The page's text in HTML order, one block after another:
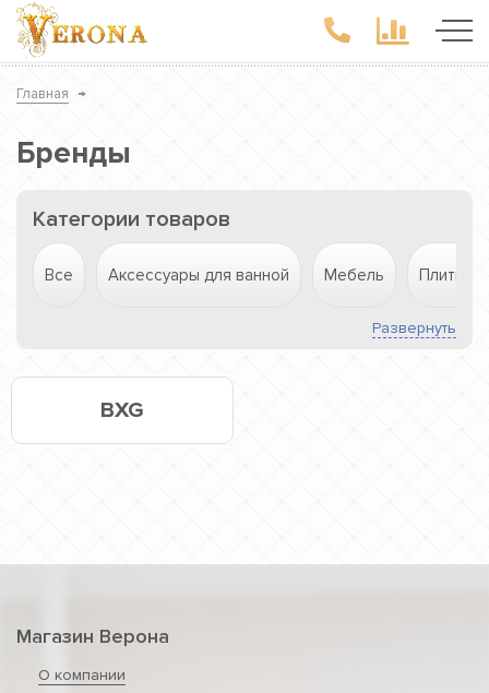
Главная →
Бренды
Категории товаров
Все Аксессуары для ванной Мебель Плитка
Развернуть
BXG
Магазин Верона
О компании